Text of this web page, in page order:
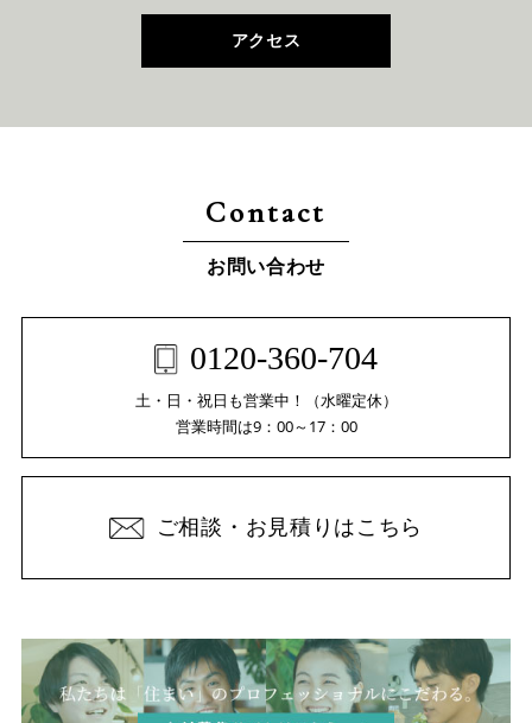
アクセス
Contact
お問い合わせ
0120-360-704
土・日・祝日も営業中！（水曜定休）
営業時間は9：00～17：00
ご相談・お見積りはこちら